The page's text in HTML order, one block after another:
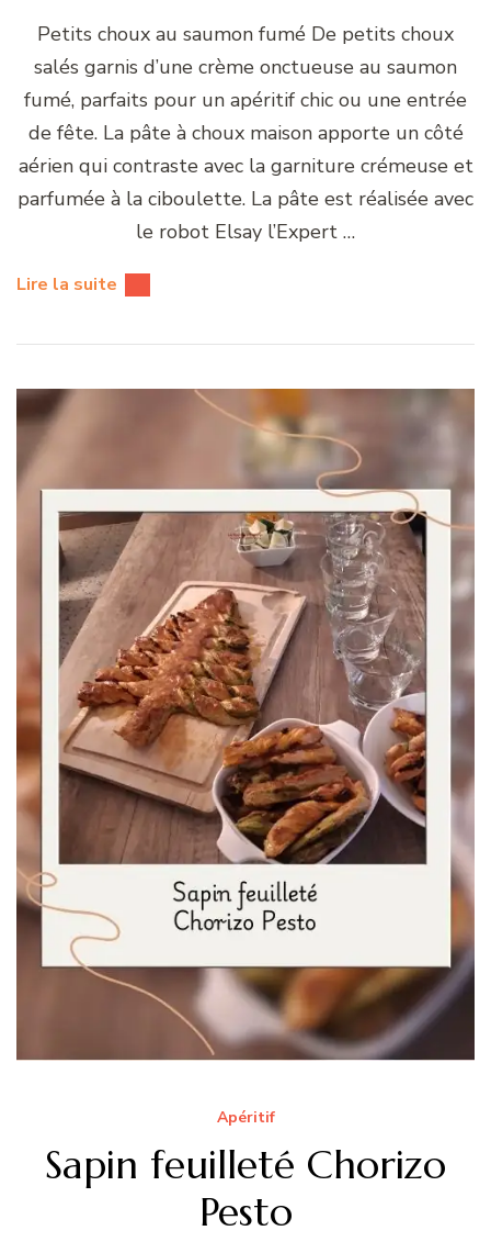
Petits choux au saumon fumé De petits choux
salés garnis d’une crème onctueuse au saumon
fumé, parfaits pour un apéritif chic ou une entrée
de fête. La pâte à choux maison apporte un côté
aérien qui contraste avec la garniture crémeuse et
parfumée à la ciboulette. La pâte est réalisée avec
le robot Elsay l’Expert …
Lire la suite
Apéritif
Sapin feuilleté Chorizo
Pesto